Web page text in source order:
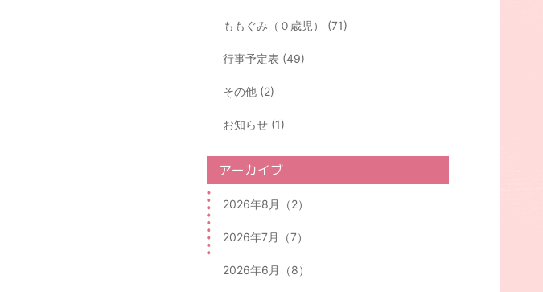
ももぐみ（０歳児） (71)
行事予定表 (49)
その他 (2)
お知らせ (1)
アーカイブ
2026年8月（2）
2026年7月（7）
2026年6月（8）